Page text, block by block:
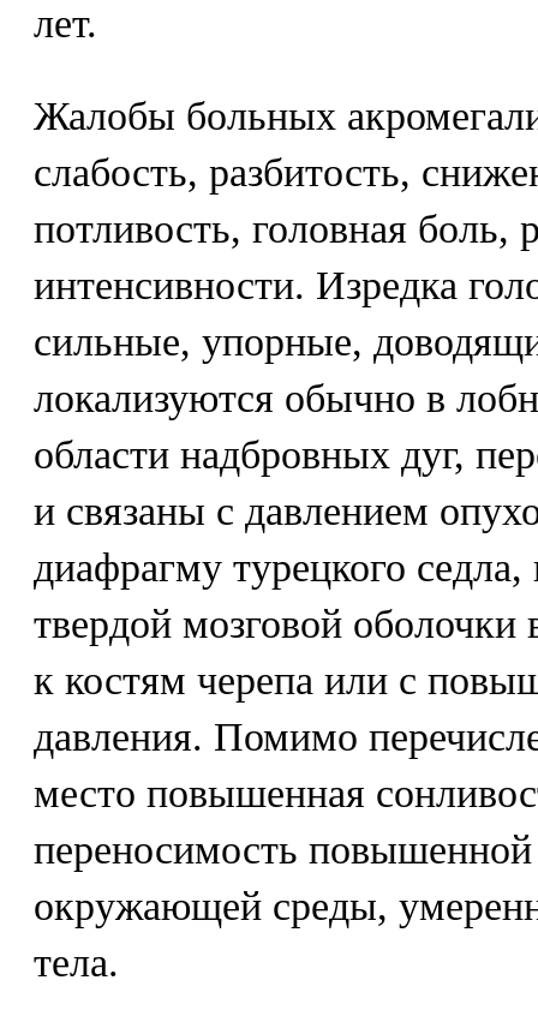
лет.
Жалобы больных
слабость, разбитость,
потливость, головная боль,
интенсивности. Изредка
сильные, упорные,
локализуются обычно в
области надбровных дуг,
и связаны с давлением
диафрагму турецкого
твердой мозговой оболочки
к костям черепа или с
давления. Помимо
место повышенная
переносимость
окружающей среды,
тела.